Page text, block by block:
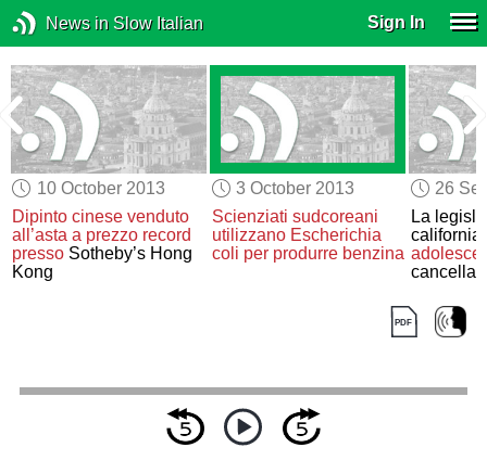
News in Slow Italian Sign In
10 October 2013
Dipinto cinese venduto
all’asta a prezzo record
presso Sotheby’s Hong
Kong
3 October 2013
Scienziati sudcoreani
utilizzano Escherichia
coli per produrre benzina
26
La